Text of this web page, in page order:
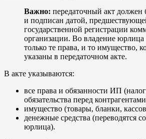
Важно: передаточный акт должен
и подписан датой,
государственной регистрации
организации. Во владение юрлица
только те права, и то имущество,
указаны в передаточном акте.
В акте указываются:
все права и обязанности ИП
обязательства перед
имущество (товары, бланки,
денежные средства (переводятся
юрлица).